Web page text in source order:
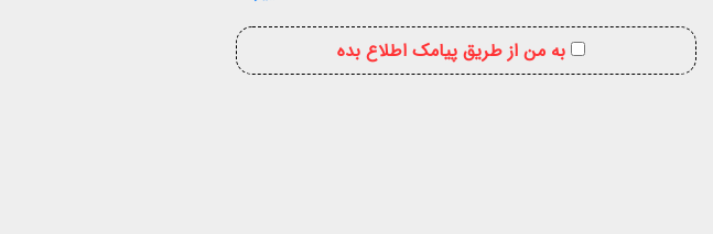
به من از طریق پیامک اطلاع بده